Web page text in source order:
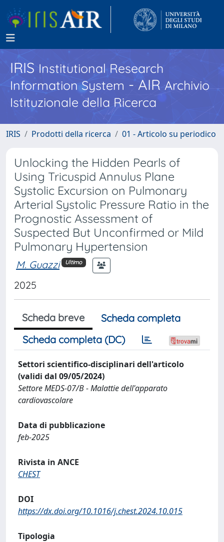
IRISInstitutional Research
Information System - AIR Archivio
Istituzionale della Ricerca
IRIS Prodotti della ricerca 01 - Articolo su periodico
Unlocking the Hidden Pearls of
Using Tricuspid Annulus Plane
Systolic Excursion on Pulmonary
Arterial Systolic Pressure Ratio in the
Prognostic Assessment of
Suspected But Unconfirmed or Mild
Pulmonary Hypertension
M. Guazzi Ultimo
2025
Scheda breve
Scheda completa
Scheda completa (DC)
Settori scientifico-disciplinari dell'articolo
(validi dal 09/05/2024)
Settore MEDS-07/B - Malattie dell'apparato
cardiovascolare
Data di pubblicazione
feb-2025
Rivista in ANCE
CHEST
DOI
https://dx.doi.org/10.1016/j.chest.2024.10.015
Tipologia